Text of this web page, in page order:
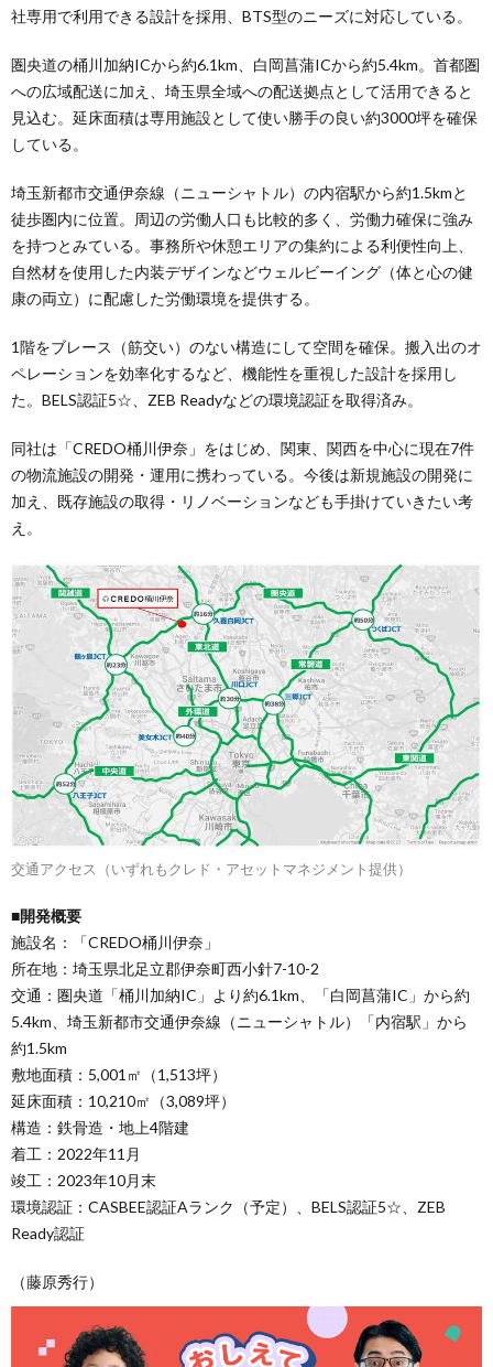
社専用で利用できる設計を採用、BTS型のニーズに対応している。
圏央道の桶川加納ICから約6.1km、白岡菖蒲ICから約5.4km。首都圏
への広域配送に加え、埼玉県全域への配送拠点として活用できると
見込む。延床面積は専用施設として使い勝手の良い約3000坪を確保
している。
埼玉新都市交通伊奈線（ニューシャトル）の内宿駅から約1.5kmと
徒歩圏内に位置。周辺の労働人口も比較的多く、労働力確保に強み
を持つとみている。事務所や休憩エリアの集約による利便性向上、
自然材を使用した内装デザインなどウェルビーイング（体と心の健
康の両立）に配慮した労働環境を提供する。
1階をブレース（筋交い）のない構造にして空間を確保。搬入出のオ
ペレーションを効率化するなど、機能性を重視した設計を採用し
た。BELS認証5☆、ZEB Readyなどの環境認証を取得済み。
同社は「CREDO桶川伊奈」をはじめ、関東、関西を中心に現在7件
の物流施設の開発・運用に携わっている。今後は新規施設の開発に
加え、既存施設の取得・リノベーションなども手掛けていきたい考
え。
交通アクセス（いずれもクレド・アセットマネジメント提供）
■開発概要
施設名：「CREDO桶川伊奈」
所在地：埼玉県北足立郡伊奈町西小針7-10-2
交通：圏央道「桶川加納IC」より約6.1km、「白岡菖蒲IC」から約
5.4km、埼玉新都市交通伊奈線（ニューシャトル）「内宿駅」から
約1.5km
敷地面積：5,001㎡（1,513坪）
延床面積：10,210㎡（3,089坪）
構造：鉄骨造・地上4階建
着工：2022年11月
竣工：2023年10月末
環境認証：CASBEE認証Aランク（予定）、BELS認証5☆、ZEB
Ready認証
（藤原秀行）